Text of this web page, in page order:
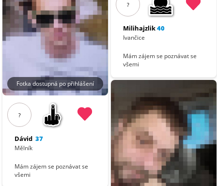
Fotka dostupná po přihlášení
?
Dávid 37
Mělník
Mám zájem se poznávat se
všemi
?
Milihajzlik40
Ivančice
Mám zájem se poznávat se
všemi